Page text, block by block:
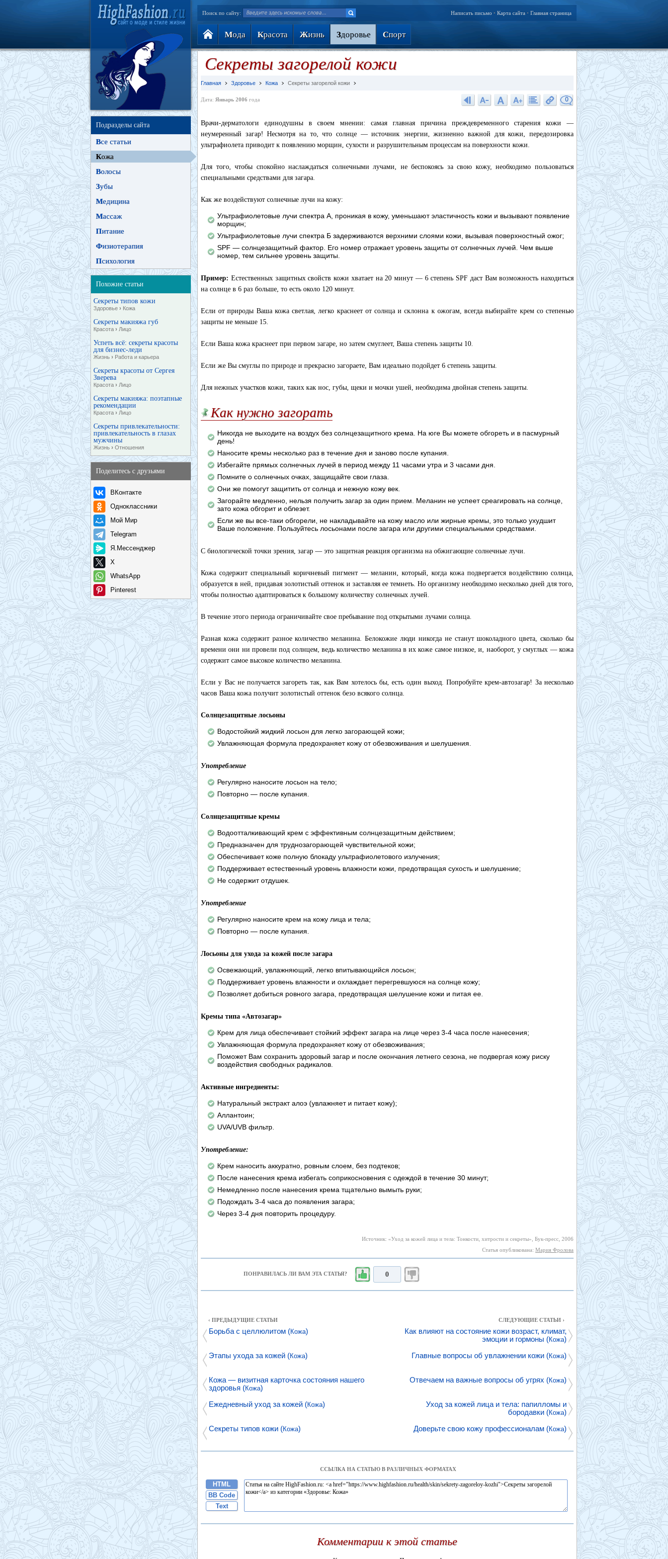
Поиск по сайту: Написать письмо • Карта сайта • Главная страница
Мода Красота Жизнь Здоровье Спорт
Подразделы сайта
Все статьи
Кожа
Волосы
Зубы
Медицина
Массаж
Питание
Физиотерапия
Психология
Похожие статьи
Секреты типов кожи
Здоровье › Кожа
Секреты макияжа губ
Красота › Лицо
Успеть всё: секреты красоты
для бизнес-леди
Жизнь › Работа и карьера
Секреты красоты от Сергея
Зверева
Красота › Лицо
Секреты макияжа: поэтапные
рекомендации
Красота › Лицо
Секреты привлекательности:
привлекательность в глазах
мужчины
Жизнь › Отношения
Поделитесь с друзьями
ВКонтакте
Одноклассники
Мой Мир
Telegram
Я.Мессенджер
X
WhatsApp
Pinterest
Секреты загорелой кожи
Главная Здоровье Кожа Секреты загорелой кожи
Дата: Январь 2006 года 0
Врачи-дерматологи единодушны в своем мнении: самая главная причина преждевременного старения кожи —
неумеренный загар! Несмотря на то, что солнце — источник энергии, жизненно важной для кожи, передозировка
ультрафиолета приводит к появлению морщин, сухости и разрушительным процессам на поверхности кожи.
Для того, чтобы спокойно наслаждаться солнечными лучами, не беспокоясь за свою кожу, необходимо пользоваться
специальными средствами для загара.
Как же воздействуют солнечные лучи на кожу:
Ультрафиолетовые лучи спектра А, проникая в кожу, уменьшают эластичность кожи и вызывают появление
морщин;
Ультрафиолетовые лучи спектра Б задерживаются верхними слоями кожи, вызывая поверхностный ожог;
SPF — солнцезащитный фактор. Его номер отражает уровень защиты от солнечных лучей. Чем выше
номер, тем сильнее уровень защиты.
Пример: Естественных защитных свойств кожи хватает на 20 минут — 6 степень SPF даст Вам возможность находиться
на солнце в 6 раз больше, то есть около 120 минут.
Если от природы Ваша кожа светлая, легко краснеет от солнца и склонна к ожогам, всегда выбирайте крем со степенью
защиты не меньше 15.
Если Ваша кожа краснеет при первом загаре, но затем смуглеет, Ваша степень защиты 10.
Если же Вы смуглы по природе и прекрасно загораете, Вам идеально подойдет 6 степень защиты.
Для нежных участков кожи, таких как нос, губы, щеки и мочки ушей, необходима двойная степень защиты.
Как нужно загорать
Никогда не выходите на воздух без солнцезащитного крема. На юге Вы можете обгореть и в пасмурный
день!
Наносите кремы несколько раз в течение дня и заново после купания.
Избегайте прямых солнечных лучей в период между 11 часами утра и 3 часами дня.
Помните о солнечных очках, защищайте свои глаза.
Они же помогут защитить от солнца и нежную кожу век.
Загорайте медленно, нельзя получить загар за один прием. Меланин не успеет среагировать на солнце,
зато кожа обгорит и облезет.
Если же вы все-таки обгорели, не накладывайте на кожу масло или жирные кремы, это только ухудшит
Ваше положение. Пользуйтесь лосьонами после загара или другими специальными средствами.
С биологической точки зрения, загар — это защитная реакция организма на обжигающие солнечные лучи.
Кожа содержит специальный коричневый пигмент — меланин, который, когда кожа подвергается воздействию солнца,
образуется в ней, придавая золотистый оттенок и заставляя ее темнеть. Но организму необходимо несколько дней для того,
чтобы полностью адаптироваться к большому количеству солнечных лучей.
В течение этого периода ограничивайте свое пребывание под открытыми лучами солнца.
Разная кожа содержит разное количество меланина. Белокожие люди никогда не станут шоколадного цвета, сколько бы
времени они ни провели под солнцем, ведь количество меланина в их коже самое низкое, и, наоборот, у смуглых — кожа
содержит самое высокое количество меланина.
Если у Вас не получается загореть так, как Вам хотелось бы, есть один выход. Попробуйте крем-автозагар! За несколько
часов Ваша кожа получит золотистый оттенок безо всякого солнца.
Солнцезащитные лосьоны
Водостойкий жидкий лосьон для легко загорающей кожи;
Увлажняющая формула предохраняет кожу от обезвоживания и шелушения.
Употребление
Регулярно наносите лосьон на тело;
Повторно — после купания.
Солнцезащитные кремы
Водоотталкивающий крем с эффективным солнцезащитным действием;
Предназначен для труднозагорающей чувствительной кожи;
Обеспечивает коже полную блокаду ультрафиолетового излучения;
Поддерживает естественный уровень влажности кожи, предотвращая сухость и шелушение;
Не содержит отдушек.
Употребление
Регулярно наносите крем на кожу лица и тела;
Повторно — после купания.
Лосьоны для ухода за кожей после загара
Освежающий, увлажняющий, легко впитывающийся лосьон;
Поддерживает уровень влажности и охлаждает перегревшуюся на солнце кожу;
Позволяет добиться ровного загара, предотвращая шелушение кожи и питая ее.
Кремы типа «Автозагар»
Крем для лица обеспечивает стойкий эффект загара на лице через 3-4 часа после нанесения;
Увлажняющая формула предохраняет кожу от обезвоживания;
Поможет Вам сохранить здоровый загар и после окончания летнего сезона, не подвергая кожу риску
воздействия свободных радикалов.
Активные ингредиенты:
Натуральный экстракт алоэ (увлажняет и питает кожу);
Аллантоин;
UVA/UVB фильтр.
Употребление:
Крем наносить аккуратно, ровным слоем, без подтеков;
После нанесения крема избегать соприкосновения с одеждой в течение 30 минут;
Немедленно после нанесения крема тщательно вымыть руки;
Подождать 3-4 часа до появления загара;
Через 3-4 дня повторить процедуру.
Источник: «Уход за кожей лица и тела: Тонкости, хитрости и секреты», Бук-пресс, 2006
Статья опубликована: Мария Фролова
ПОНРАВИЛАСЬ ЛИ ВАМ ЭТА СТАТЬЯ? 0
‹ ПРЕДЫДУЩИЕ СТАТЬИ
Борьба с целлюлитом (Кожа)
Этапы ухода за кожей (Кожа)
Кожа — визитная карточка состояния нашего
здоровья (Кожа)
Ежедневный уход за кожей (Кожа)
Секреты типов кожи (Кожа)
СЛЕДУЮЩИЕ СТАТЬИ ›
Как влияют на состояние кожи возраст, климат,
эмоции и гормоны (Кожа)
Главные вопросы об увлажнении кожи (Кожа)
Отвечаем на важные вопросы об угрях (Кожа)
Уход за кожей лица и тела: папилломы и
бородавки (Кожа)
Доверьте свою кожу профессионалам (Кожа)
ССЫЛКА НА СТАТЬЮ В РАЗЛИЧНЫХ ФОРМАТАХ
HTML
BB Code
Text
Комментарии к этой статье